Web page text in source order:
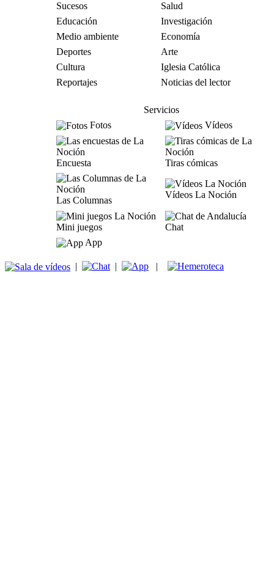
Sucesos
Salud
Educación
Investigación
Medio ambiente
Economía
Deportes
Arte
Cultura
Iglesia Católica
Reportajes
Noticias del lector
Servicios
Fotos
Vídeos
Encuesta Tiras cómicas
Las Columnas
Vídeos La Noción
Mini juegos
Chat
App
| | |